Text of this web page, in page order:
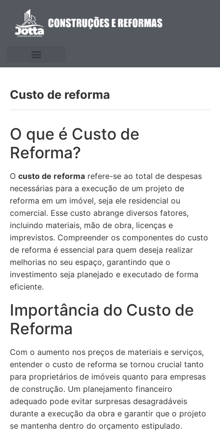
Custo de reforma
O que é Custo de
Reforma?
O custo de reforma refere-se ao total de despesas
necessárias para a execução de um projeto de
reforma em um imóvel, seja ele residencial ou
comercial. Esse custo abrange diversos fatores,
incluindo materiais, mão de obra, licenças e
imprevistos. Compreender os componentes do custo
de reforma é essencial para quem deseja realizar
melhorias no seu espaço, garantindo que o
investimento seja planejado e executado de forma
eficiente.
Importância do Custo de
Reforma
Com o aumento nos preços de materiais e serviços,
entender o custo de reforma se tornou crucial tanto
para proprietários de imóveis quanto para empresas
de construção. Um planejamento financeiro
adequado pode evitar surpresas desagradáveis
durante a execução da obra e garantir que o projeto
se mantenha dentro do orçamento estipulado.